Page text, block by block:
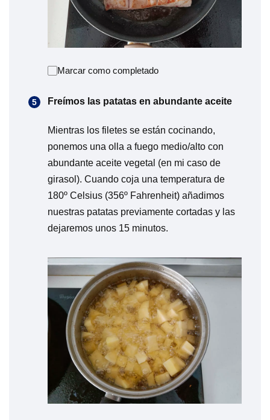
Marcar como completado
Freímos las patatas en abundante aceite
Mientras los filetes se están cocinando,
ponemos una olla a fuego medio/alto con
abundante aceite vegetal (en mi caso de
girasol). Cuando coja una temperatura de
180º Celsius (356º Fahrenheit) añadimos
nuestras patatas previamente cortadas y las
dejaremos unos 15 minutos.